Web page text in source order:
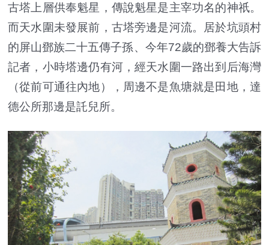
古塔上層供奉魁星，傳說魁星是主宰功名的神祇。
而天水圍未發展前，古塔旁邊是河流。居於坑頭村
的屏山鄧族二十五傳子孫、今年72歲的鄧養大告訴
記者，小時塔邊仍有河，經天水圍一路出到后海灣
（從前可通往內地），周邊不是魚塘就是田地，達
德公所那邊是託兒所。